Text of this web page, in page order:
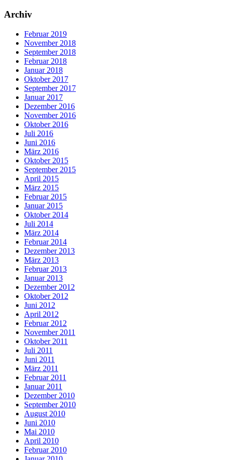
Archiv
Februar 2019
November 2018
September 2018
Februar 2018
Januar 2018
Oktober 2017
September 2017
Januar 2017
Dezember 2016
November 2016
Oktober 2016
Juli 2016
Juni 2016
März 2016
Oktober 2015
September 2015
April 2015
März 2015
Februar 2015
Januar 2015
Oktober 2014
Juli 2014
März 2014
Februar 2014
Dezember 2013
März 2013
Februar 2013
Januar 2013
Dezember 2012
Oktober 2012
Juni 2012
April 2012
Februar 2012
November 2011
Oktober 2011
Juli 2011
Juni 2011
März 2011
Februar 2011
Januar 2011
Dezember 2010
September 2010
August 2010
Juni 2010
Mai 2010
April 2010
Februar 2010